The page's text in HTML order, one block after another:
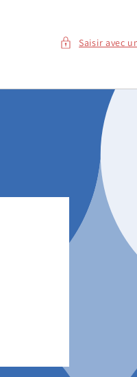
Saisir avec